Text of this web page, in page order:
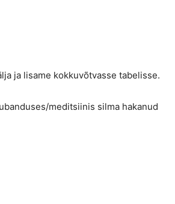
ja lisame kokkuvõtvasse tabelisse.
meditsiinis silma hakanud